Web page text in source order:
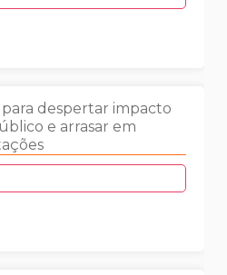
para despertar impacto
e arrasar em